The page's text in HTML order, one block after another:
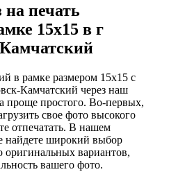
печать
15х15 в г
в рамке размером 15х15 с
Камчатский через наш
проще простого. Во-первых,
свое фото высокого
отпечатать. В нашем
найдете широкий выбор
оригинальных вариантов,
вашего фото.